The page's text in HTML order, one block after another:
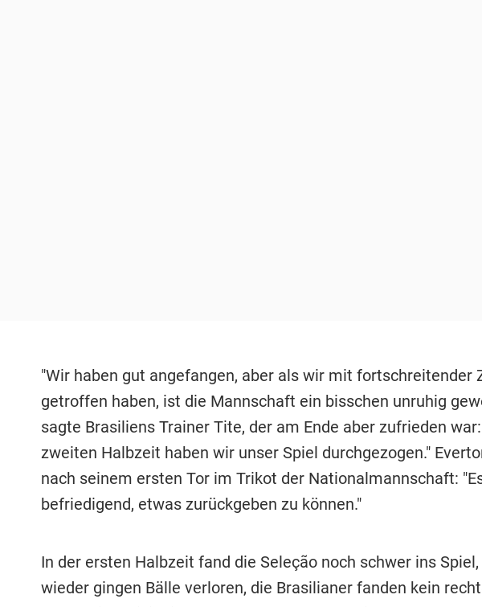
"Wir haben gut angefangen, aber als wir mit fortschreitender
getroffen haben, ist die Mannschaft ein bisschen unruhig
sagte Brasiliens Trainer Tite, der am Ende aber zufrieden
zweiten Halbzeit haben wir unser Spiel durchgezogen."
nach seinem ersten Tor im Trikot der Nationalmannschaft:
befriedigend, etwas zurückgeben zu können."
In der ersten Halbzeit fand die Seleção noch schwer ins
wieder gingen Bälle verloren, die Brasilianer fanden kein